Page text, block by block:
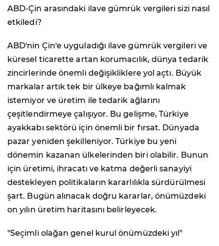
ABD-Çin arasındaki ilave gümrük vergileri sizi nasıl
etkiledi?
ABD'nin Çin'e uyguladığı ilave gümrük vergileri ve
küresel ticarette artan korumacılık, dünya tedarik
zincirlerinde önemli değişikliklere yol açtı. Büyük
markalar artık tek bir ülkeye bağımlı kalmak
istemiyor ve üretim ile tedarik ağlarını
çeşitlendirmeye çalışıyor. Bu gelişme, Türkiye
ayakkabı sektörü için önemli bir fırsat. Dünyada
pazar yeniden şekilleniyor. Türkiye bu yeni
dönemin kazanan ülkelerinden biri olabilir. Bunun
için üretimi, ihracatı ve katma değerli sanayiyi
destekleyen politikaların kararlılıkla sürdürülmesi
şart. Bugün alınacak doğru kararlar, önümüzdeki
on yılın üretim haritasını belirleyecek.
"Seçimli olağan genel kurul önümüzdeki yıl"